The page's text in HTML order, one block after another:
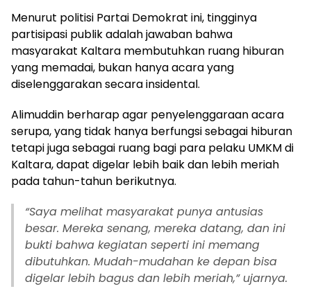
Menurut politisi Partai Demokrat ini, tingginya
partisipasi publik adalah jawaban bahwa
masyarakat Kaltara membutuhkan ruang hiburan
yang memadai, bukan hanya acara yang
diselenggarakan secara insidental.
Alimuddin berharap agar penyelenggaraan acara
serupa, yang tidak hanya berfungsi sebagai hiburan
tetapi juga sebagai ruang bagi para pelaku UMKM di
Kaltara, dapat digelar lebih baik dan lebih meriah
pada tahun-tahun berikutnya.
“Saya melihat masyarakat punya antusias
besar. Mereka senang, mereka datang, dan ini
bukti bahwa kegiatan seperti ini memang
dibutuhkan. Mudah-mudahan ke depan bisa
digelar lebih bagus dan lebih meriah,” ujarnya.